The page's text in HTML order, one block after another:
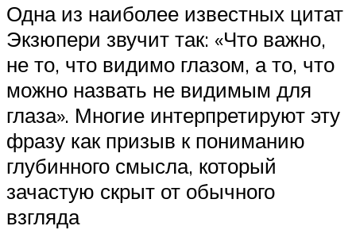
Одна из наиболее известных цитат
Экзюпери звучит так: «Что важно,
не то, что видимо глазом, а то, что
можно назвать не видимым для
глаза». Многие интерпретируют эту
фразу как призыв к пониманию
глубинного смысла, который
зачастую скрыт от обычного
взгляда